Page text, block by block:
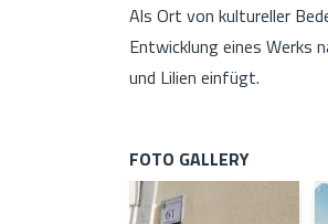
Als Ort von kultureller
Entwicklung eines Werks
und Lilien einfügt.
FOTO GALLERY